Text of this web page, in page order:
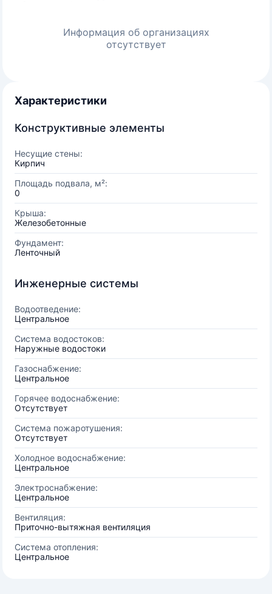
Информация об организациях
отсутствует
Характеристики
Конструктивные элементы
Несущие стены:
Кирпич
Площадь подвала, м²:
0
Крыша:
Железобетонные
Фундамент:
Ленточный
Инженерные системы
Водоотведение:
Центральное
Система водостоков:
Наружные водостоки
Газоснабжение:
Центральное
Горячее водоснабжение:
Отсутствует
Система пожаротушения:
Отсутствует
Холодное водоснабжение:
Центральное
Электроснабжение:
Центральное
Вентиляция:
Приточно-вытяжная вентиляция
Система отопления:
Центральное